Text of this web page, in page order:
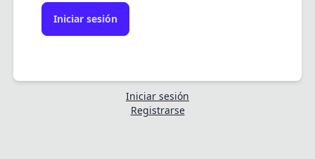
Iniciar sesión
Iniciar sesión
Registrarse